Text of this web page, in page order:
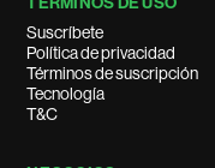
Suscríbete
Política de privacidad
Términos de suscripción
Tecnología
T&C